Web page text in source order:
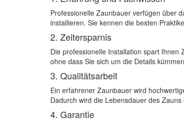
Professionelle Zaunbauer verfügen über
installieren. Sie kennen die besten
2. Zeitersparnis
Die professionelle Installation spart
ohne dass Sie sich um die Details
3. Qualitätsarbeit
Ein erfahrener Zaunbauer wird
Dadurch wird die Lebensdauer des
4. Garantie